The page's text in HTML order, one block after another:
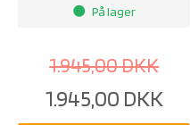
brightness_1 På lager
1.945,00DKK
1.945,00 DKK